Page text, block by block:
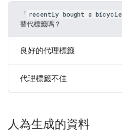
「 recently bought a bicycle
替代標籤嗎？
良好的代理標籤
代理標籤不佳
人為生成的資料